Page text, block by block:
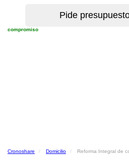
compromiso
Cronoshare Domicilio Reforma Integral de